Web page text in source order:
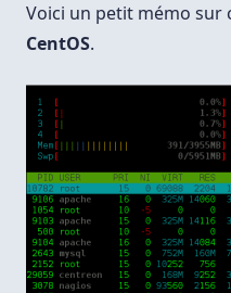
Voici un petit mémo sur
CentOS.